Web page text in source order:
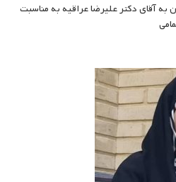
به آقای دکتر علیرضا عراقیه به مناسبت